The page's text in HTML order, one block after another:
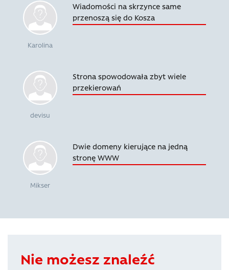
Karolina
Wiadomości na skrzynce same
przenoszą się do Kosza
devisu
Strona spowodowała zbyt wiele
przekierowań
Mikser
Dwie domeny kierujące na jedną
stronę WWW
Nie możesz znaleźć